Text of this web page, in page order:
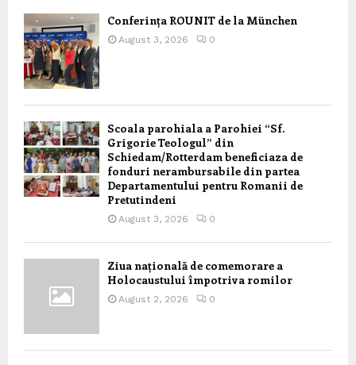
Conferința ROUNIT de la München
August 3, 2026 0
Scoala parohiala a Parohiei “Sf.
Grigorie Teologul” din
Schiedam/Rotterdam beneficiaza de
fonduri nerambursabile din partea
Departamentului pentru Romanii de
Pretutindeni
August 3, 2026 0
Ziua națională de comemorare a
Holocaustului împotriva romilor
August 2, 2026 0